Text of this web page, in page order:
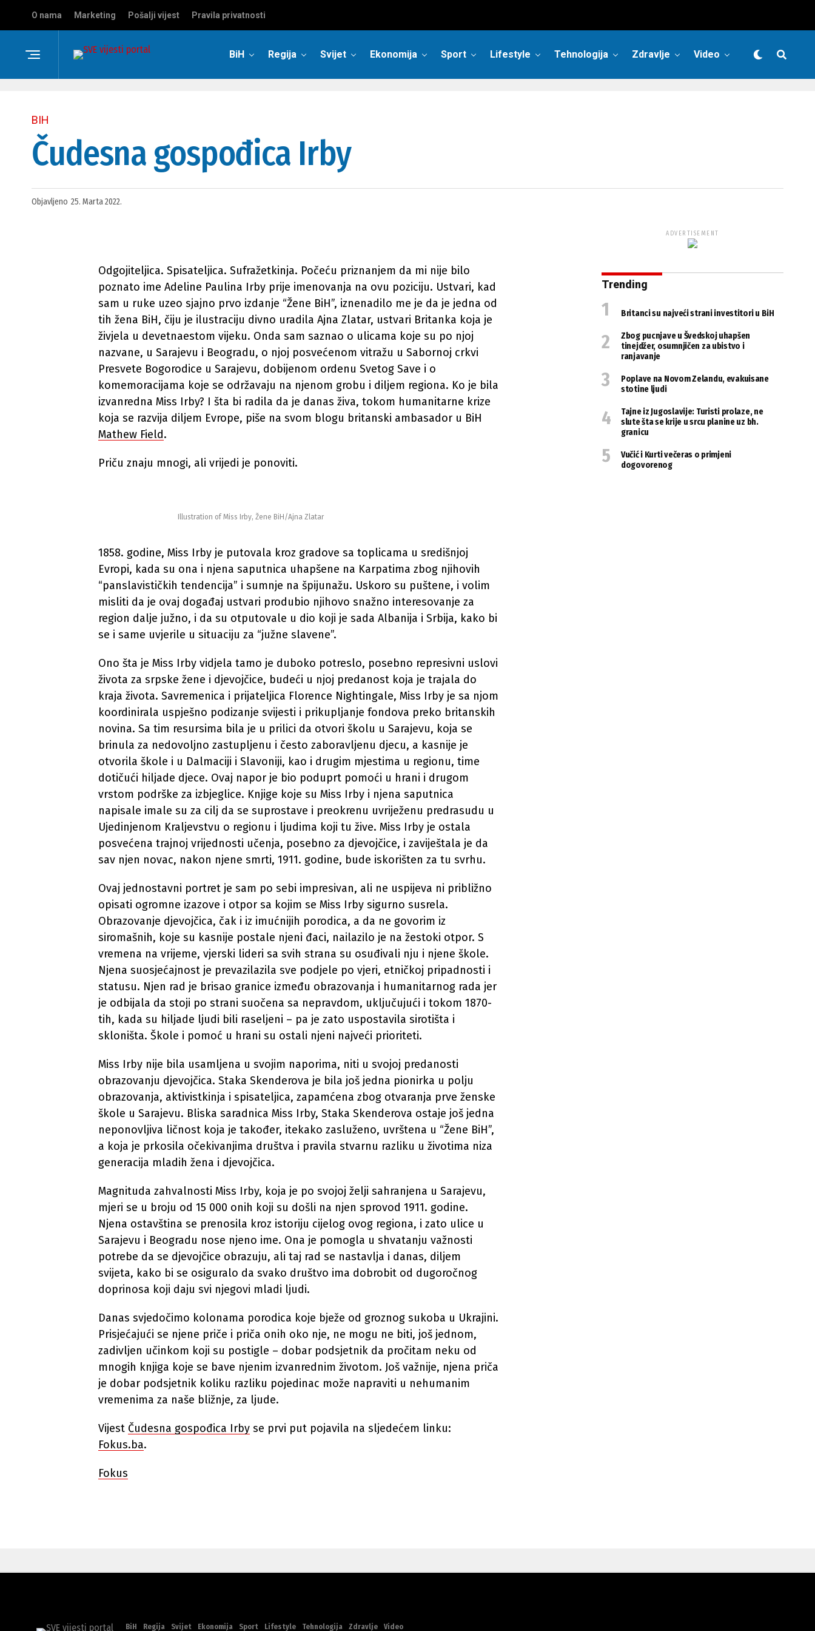
O nama Marketing Pošalji vijest Pravila privatnosti
BiH Regija Svijet Ekonomija Sport Lifestyle Tehnologija Zdravlje Video
BIH
Čudesna gospođica Irby
Objavljeno 25. Marta 2022.
Odgojiteljica. Spisateljica. Sufražetkinja. Počeću priznanjem da mi nije bilo
poznato ime Adeline Paulina Irby prije imenovanja na ovu poziciju. Ustvari, kad
sam u ruke uzeo sjajno prvo izdanje “Žene BiH”, iznenadilo me je da je jedna od
tih žena BiH, čiju je ilustraciju divno uradila Ajna Zlatar, ustvari Britanka koja je
živjela u devetnaestom vijeku. Onda sam saznao o ulicama koje su po njoj
nazvane, u Sarajevu i Beogradu, o njoj posvećenom vitražu u Sabornoj crkvi
Presvete Bogorodice u Sarajevu, dobijenom ordenu Svetog Save i o
komemoracijama koje se održavaju na njenom grobu i diljem regiona. Ko je bila
izvanredna Miss Irby? I šta bi radila da je danas živa, tokom humanitarne krize
koja se razvija diljem Evrope, piše na svom blogu britanski ambasador u BiH
Mathew Field.
Priču znaju mnogi, ali vrijedi je ponoviti.
Illustration of Miss Irby, Žene BiH/Ajna Zlatar
1858. godine, Miss Irby je putovala kroz gradove sa toplicama u središnjoj
Evropi, kada su ona i njena saputnica uhapšene na Karpatima zbog njihovih
“panslavističkih tendencija” i sumnje na špijunažu. Uskoro su puštene, i volim
misliti da je ovaj događaj ustvari produbio njihovo snažno interesovanje za
region dalje južno, i da su otputovale u dio koji je sada Albanija i Srbija, kako bi
se i same uvjerile u situaciju za “južne slavene”.
Ono šta je Miss Irby vidjela tamo je duboko potreslo, posebno represivni uslovi
života za srpske žene i djevojčice, budeći u njoj predanost koja je trajala do
kraja života. Savremenica i prijateljica Florence Nightingale, Miss Irby je sa njom
koordinirala uspješno podizanje svijesti i prikupljanje fondova preko britanskih
novina. Sa tim resursima bila je u prilici da otvori školu u Sarajevu, koja se
brinula za nedovoljno zastupljenu i često zaboravljenu djecu, a kasnije je
otvorila škole i u Dalmaciji i Slavoniji, kao i drugim mjestima u regionu, time
dotičući hiljade djece. Ovaj napor je bio poduprt pomoći u hrani i drugom
vrstom podrške za izbjeglice. Knjige koje su Miss Irby i njena saputnica
napisale imale su za cilj da se suprostave i preokrenu uvriježenu predrasudu u
Ujedinjenom Kraljevstvu o regionu i ljudima koji tu žive. Miss Irby je ostala
posvećena trajnoj vrijednosti učenja, posebno za djevojčice, i zaviještala je da
sav njen novac, nakon njene smrti, 1911. godine, bude iskorišten za tu svrhu.
Ovaj jednostavni portret je sam po sebi impresivan, ali ne uspijeva ni približno
opisati ogromne izazove i otpor sa kojim se Miss Irby sigurno susrela.
Obrazovanje djevojčica, čak i iz imućnijih porodica, a da ne govorim iz
siromašnih, koje su kasnije postale njeni đaci, nailazilo je na žestoki otpor. S
vremena na vrijeme, vjerski lideri sa svih strana su osuđivali nju i njene škole.
Njena suosjećajnost je prevazilazila sve podjele po vjeri, etničkoj pripadnosti i
statusu. Njen rad je brisao granice između obrazovanja i humanitarnog rada jer
je odbijala da stoji po strani suočena sa nepravdom, uključujući i tokom 1870-
tih, kada su hiljade ljudi bili raseljeni – pa je zato uspostavila sirotišta i
skloništa. Škole i pomoć u hrani su ostali njeni najveći prioriteti.
Miss Irby nije bila usamljena u svojim naporima, niti u svojoj predanosti
obrazovanju djevojčica. Staka Skenderova je bila još jedna pionirka u polju
obrazovanja, aktivistkinja i spisateljica, zapamćena zbog otvaranja prve ženske
škole u Sarajevu. Bliska saradnica Miss Irby, Staka Skenderova ostaje još jedna
neponovljiva ličnost koja je također, itekako zasluženo, uvrštena u “Žene BiH”,
a koja je prkosila očekivanjima društva i pravila stvarnu razliku u životima niza
generacija mladih žena i djevojčica.
Magnituda zahvalnosti Miss Irby, koja je po svojoj želji sahranjena u Sarajevu,
mjeri se u broju od 15 000 onih koji su došli na njen sprovod 1911. godine.
Njena ostavština se prenosila kroz istoriju cijelog ovog regiona, i zato ulice u
Sarajevu i Beogradu nose njeno ime. Ona je pomogla u shvatanju važnosti
potrebe da se djevojčice obrazuju, ali taj rad se nastavlja i danas, diljem
svijeta, kako bi se osiguralo da svako društvo ima dobrobit od dugoročnog
doprinosa koji daju svi njegovi mladi ljudi.
Danas svjedočimo kolonama porodica koje bježe od groznog sukoba u Ukrajini.
Prisjećajući se njene priče i priča onih oko nje, ne mogu ne biti, još jednom,
zadivljen učinkom koji su postigle – dobar podsjetnik da pročitam neku od
mnogih knjiga koje se bave njenim izvanrednim životom. Još važnije, njena priča
je dobar podsjetnik koliku razliku pojedinac može napraviti u nehumanim
vremenima za naše bližnje, za ljude.
Vijest Čudesna gospođica Irby se prvi put pojavila na sljedećem linku:
Fokus.ba.
Fokus
ADVERTISEMENT
Trending
Britanci su najveći strani investitori u BiH
Zbog pucnjave u Švedskoj uhapšen
tinejdžer, osumnjičen za ubistvo i
ranjavanje
Poplave na Novom Zelandu, evakuisane
stotine ljudi
Tajne iz Jugoslavije: Turisti prolaze, ne
slute šta se krije u srcu planine uz bh.
granicu
Vučić i Kurti večeras o primjeni
dogovorenog
BiH Regija Svijet Ekonomija Sport Lifestyle Tehnologija Zdravlje Video